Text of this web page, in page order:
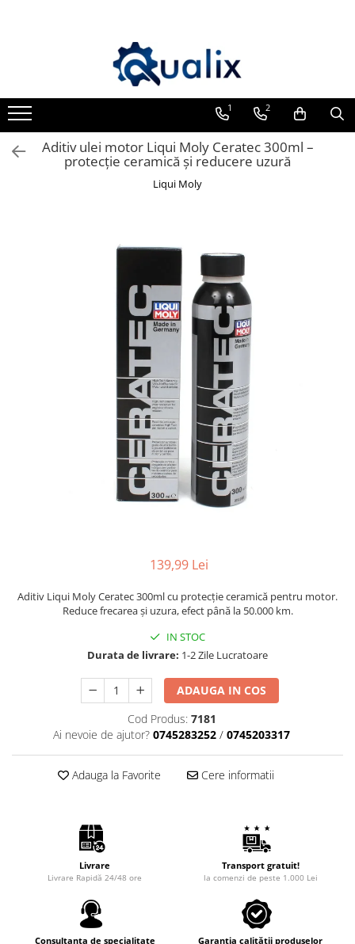
Adblue
Antigel
Solutii Parbriz
Anulatoare eoare LED
Intretinere baterie si sisteme
Restaurare Faruri
Chimice Auto
Etansanti Auto
Lubrifianti Multifunctionali
Spray frane/ambreiaj
Vaseline si Unsori Auto
Cosmetica Auto
Bureti,Lavete,Accesorii
Intretinere exterior
1 2
Aditiv ulei motor Liqui Moly Ceratec 300ml –
protecție ceramică și reducere uzură
Liqui Moly
139,99 Lei
Aditiv Liqui Moly Ceratec 300ml cu protecție ceramică pentru motor.
Reduce frecarea și uzura, efect până la 50.000 km.
IN STOC
Durata de livrare: 1-2 Zile Lucratoare
ADAUGA IN COS
Cod Produs: 7181
Ai nevoie de ajutor? 0745283252 / 0745203317
Adauga la Favorite Cere informatii
Livrare
Livrare Rapidă 24/48 ore
Transport gratuit!
la comenzi de peste 1.000 Lei
Consultanta de specialitate Garanția calității produselor